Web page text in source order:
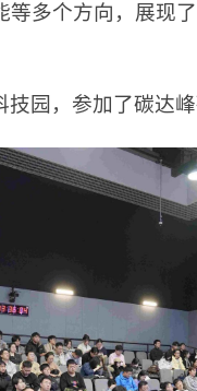
多个方向，展现
园，参加了碳达